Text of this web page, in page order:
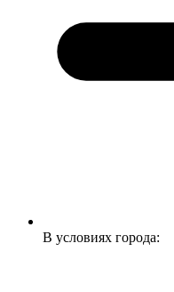
В условиях города: